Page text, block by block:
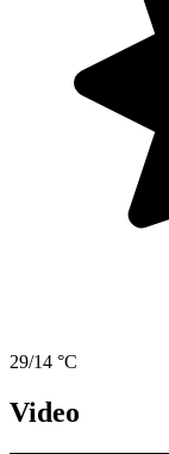
29/14 °C
Video